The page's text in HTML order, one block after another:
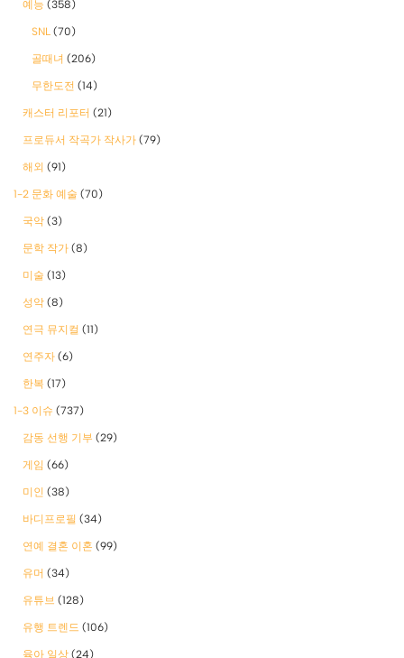
예능 (358)
SNL (70)
골때녀 (206)
무한도전 (14)
캐스터 리포터 (21)
프로듀서 작곡가 작사가 (79)
해외 (91)
1-2 문화 예술 (70)
국악 (3)
문학 작가 (8)
미술 (13)
성악 (8)
연극 뮤지컬 (11)
연주자 (6)
한복 (17)
1-3 이슈 (737)
감동 선행 기부 (29)
게임 (66)
미인 (38)
바디프로필 (34)
연예 결혼 이혼 (99)
유머 (34)
유튜브 (128)
유행 트렌드 (106)
육아 일상 (24)